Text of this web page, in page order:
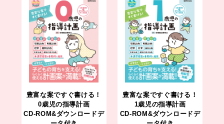
豊富な案ですぐ書ける！
0歳児の指導計画
CD-ROM&ダウンロードデ
豊富な案ですぐ書ける！
1歳児の指導計画
CD-ROM&ダウンロードデ